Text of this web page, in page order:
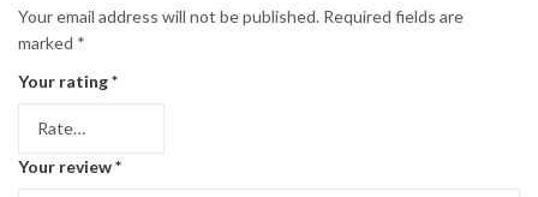
Your email address will not be published. Required fields are
marked *
Your rating*
Your review*